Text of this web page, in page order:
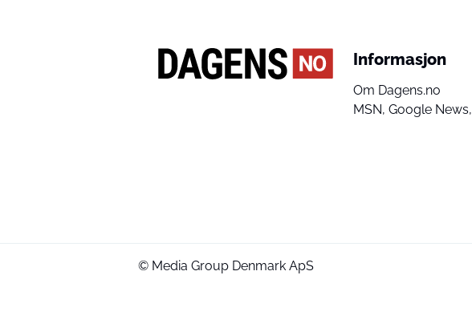
Informasjon
Om Dagens.no
MSN, Google News,
© Media Group Denmark ApS